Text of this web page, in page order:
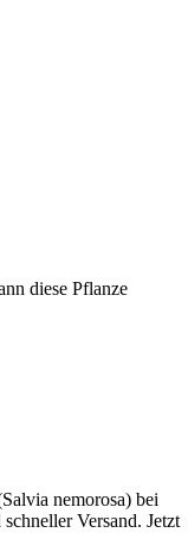
diese Pflanze
nemorosa) bei
Versand. Jetzt